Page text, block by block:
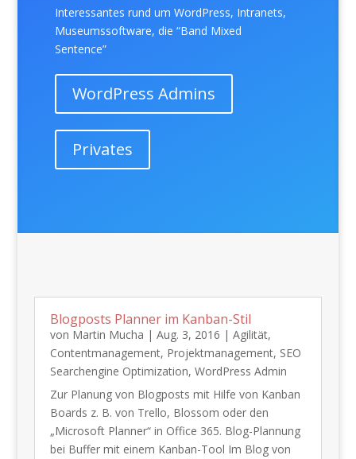
Interessantes rund um WordPress, Intranets,
Museumssoftware, die “Band Mixed
Sentence”
WordPress Admins
Privates
Blogposts Planner im Kanban-Stil
von Martin Mucha | Aug. 3, 2016 | Agilität,
Contentmanagement, Projektmanagement, SEO
Searchengine Optimization, WordPress Admin
Zur Planung von Blogposts mit Hilfe von Kanban
Boards z. B. von Trello, Blossom oder den
„Microsoft Planner“ in Office 365. Blog-Plannung
bei Buffer mit einem Kanban-Tool Im Blog von